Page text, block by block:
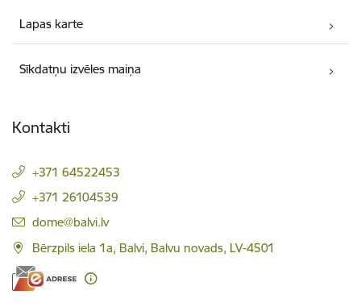
Lapas karte
Sīkdatņu izvēles maiņa
Kontakti
+371 64522453
+371 26104539
E-pasts:
dome@balvi.lv
Bērzpils iela 1a, Balvi, Balvu novads, LV-4501